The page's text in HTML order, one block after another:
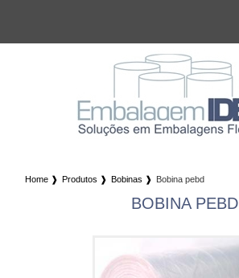
Home ❱ Produtos ❱ Bobinas ❱ Bobina pebd
BOBINA PEBD